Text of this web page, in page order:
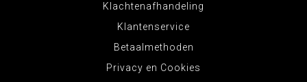
Klachtenafhandeling
Klantenservice
Betaalmethoden
Privacy en Cookies